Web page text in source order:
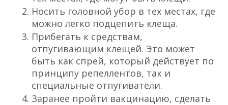
Носить головной убор в тех местах, где
можно легко подцепить клеща.
Прибегать к средствам,
отпугивающим клещей. Это может
быть как спрей, который действует по
принципу репеллентов, так и
специальные отпугиватели.
Заранее пройти вакцинацию, сделать .